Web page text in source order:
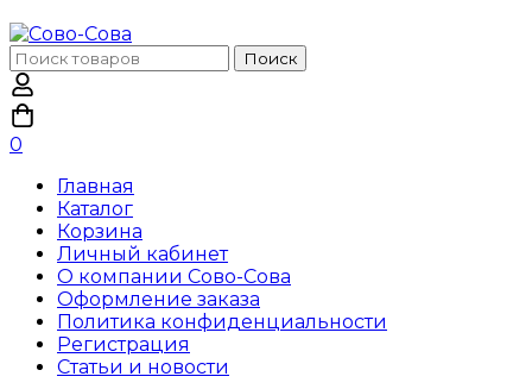
Поиск
по:
Поиск
0
Главная
Каталог
Корзина
Личный кабинет
О компании Сово-Сова
Оформление заказа
Политика конфиденциальности
Регистрация
Статьи и новости